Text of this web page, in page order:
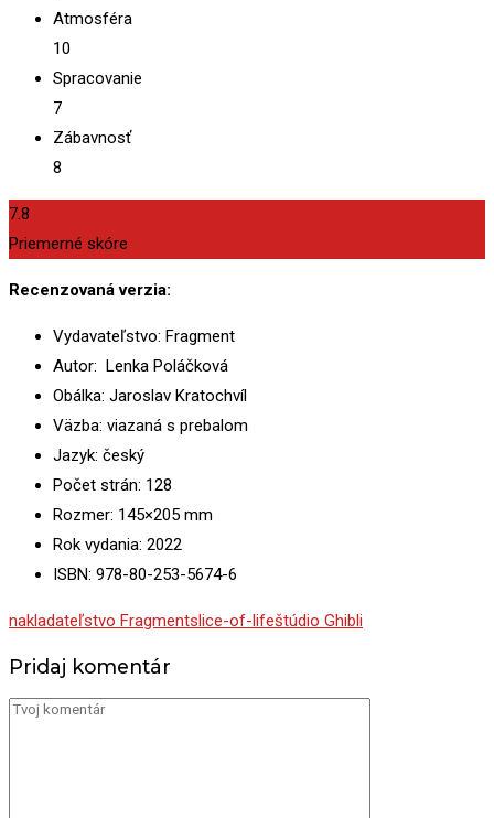
Atmosféra
10
Spracovanie
7
Zábavnosť
8
7.8
Priemerné skóre
Recenzovaná verzia:
Vydavateľstvo: Fragment
Autor: Lenka Poláčková
Obálka: Jaroslav Kratochvíl
Väzba: viazaná s prebalom
Jazyk: český
Počet strán: 128
Rozmer: 145×205 mm
Rok vydania: 2022
ISBN: 978-80-253-5674-6
nakladateľstvo Fragmentslice-of-lifeštúdio Ghibli
Pridaj komentár